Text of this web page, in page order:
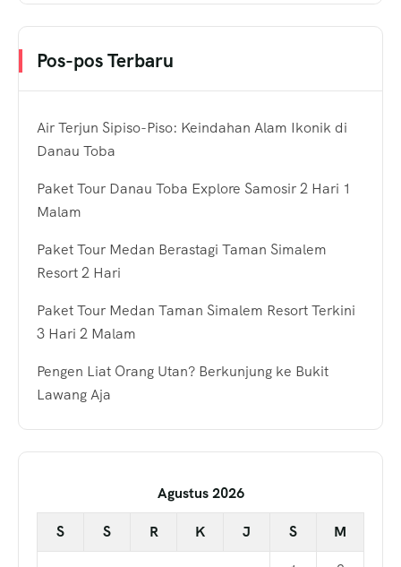
Pos-pos Terbaru
Air Terjun Sipiso-Piso: Keindahan Alam Ikonik di
Danau Toba
Paket Tour Danau Toba Explore Samosir 2 Hari 1
Malam
Paket Tour Medan Berastagi Taman Simalem
Resort 2 Hari
Paket Tour Medan Taman Simalem Resort Terkini
3 Hari 2 Malam
Pengen Liat Orang Utan? Berkunjung ke Bukit
Lawang Aja
Agustus 2026
S S R K J S M